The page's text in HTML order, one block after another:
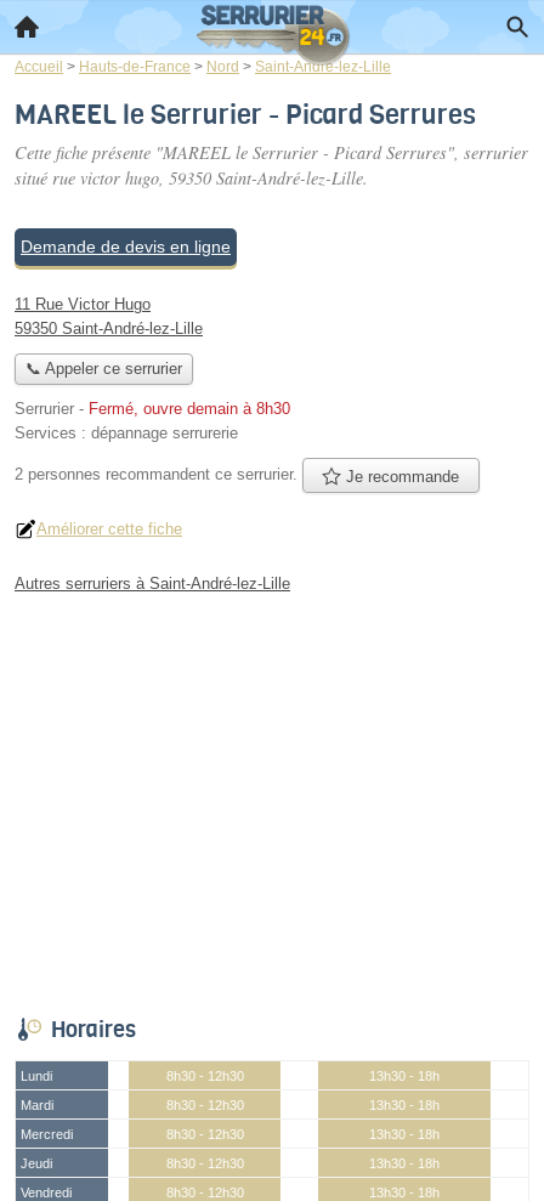
Accueil > Hauts-de-France > Nord > Saint-André-lez-Lille
MAREEL le Serrurier - Picard Serrures
Cette fiche présente "MAREEL le Serrurier - Picard Serrures", serrurier
situé rue victor hugo, 59350 Saint-André-lez-Lille.
Demande de devis en ligne
11 Rue Victor Hugo
59350 Saint-André-lez-Lille
📞 Appeler ce serrurier
Serrurier - Fermé, ouvre demain à 8h30
Services : dépannage serrurerie
2 personnes recommandent ce serrurier. Je recommande
Améliorer cette fiche
Autres serruriers à Saint-André-lez-Lille
Horaires
Lundi 8h30 - 12h30
13h30 - 18h
Mardi
8h30 - 12h30
13h30 - 18h
Mercredi
8h30 - 12h30
13h30 - 18h
Jeudi
8h30 - 12h30
13h30 - 18h
Vendredi
8h30 - 12h30
13h30 - 18h